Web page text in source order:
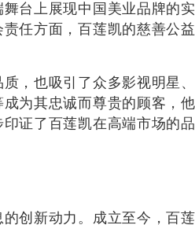
台上展现中国美业品牌的实
任方面，百莲凯的慈善公益
，也吸引了众多影视明星、
为其忠诚而尊贵的顾客，他
证了百莲凯在高端市场的品
创新动力。成立至今，百莲